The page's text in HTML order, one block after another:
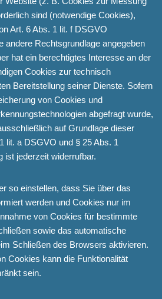
sind (notwendige Cookies),
Art. 6 Abs. 1 lit. f DSGVO
andere Rechtsgrundlage angegeben
hat ein berechtigtes Interesse an der
Cookies zur technisch
Bereitstellung seiner Dienste. Sofern
von Cookies und
abgefragt wurde,
auf Grundlage dieser
lit. a DSGVO und § 25 Abs. 1
ist jederzeit widerrufbar.
so einstellen, dass Sie über das
werden und Cookies nur im
von Cookies für bestimmte
sowie das automatische
Schließen des Browsers aktivieren.
Cookies kann die Funktionalität
sein.